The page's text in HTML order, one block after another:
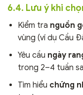
6.4. Lưu ý khi
Kiểm tra nguồn
vùng (ví dụ Cầu
Yêu cầu ngày
trong 2–4 tuần
Tìm hiểu chứng